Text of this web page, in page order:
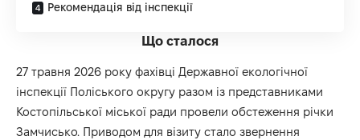
Рекомендація від інспекції
Що сталося
27 травня 2026 року фахівці Державної екологічної
інспекції Поліського округу разом із представниками
Костопільської міської ради провели обстеження річки
Замчисько. Приводом для візиту стало звернення